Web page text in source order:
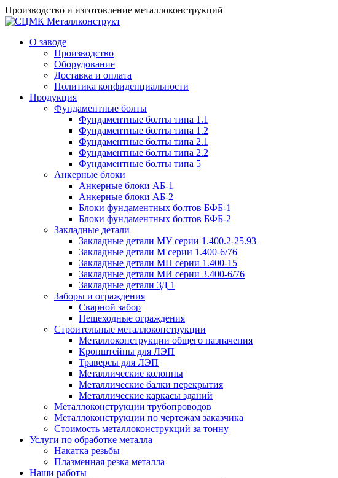
Производство и изготовление металлоконструкций
О заводе
Производство
Оборудование
Доставка и оплата
Политика конфиденциальности
Продукция
Фундаментные болты
Фундаментные болты типа 1.1
Фундаментные болты типа 1.2
Фундаментные болты типа 2.1
Фундаментные болты типа 2.2
Фундаментные болты типа 5
Анкерные блоки
Анкерные блоки АБ-1
Анкерные блоки АБ-2
Блоки фундаментных болтов БФБ-1
Блоки фундаментных болтов БФБ-2
Закладные детали
Закладные детали МУ серии 1.400.2-25.93
Закладные детали М серии 1.400-6/76
Закладные детали МН серии 1.400-15
Закладные детали МИ серии 3.400-6/76
Закладные детали ЗД 1
Заборы и ограждения
Сварной забор
Пешеходные ограждения
Строительные металлоконструкции
Металлоконструкции общего назначения
Кронштейны для ЛЭП
Траверсы для ЛЭП
Металлические колонны
Металлические балки перекрытия
Металлические каркасы зданий
Металлоконструкции трубопроводов
Металлоконструкции по чертежам заказчика
Cтоимость металлоконструкций за тонну
Услуги по обработке металла
Накатка резьбы
Плазменная резка металла
Наши работы